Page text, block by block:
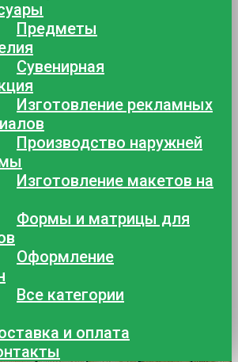
Предметы
Сувенирная
Изготовление рекламных
Производство наружней
Изготовление макетов на
Формы и матрицы для
Оформление
Все категории
и оплата